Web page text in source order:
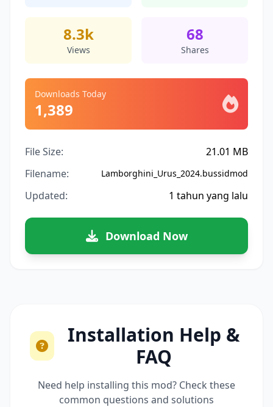
8.3k
Views
68
Shares
Downloads Today
1,389
File Size:
21.01 MB
Filename:
Lamborghini_Urus_2024.bussidmod
Updated: 1 tahun yang lalu
Download Now
Installation Help &
FAQ
Need help installing this mod? Check these
common questions and solutions